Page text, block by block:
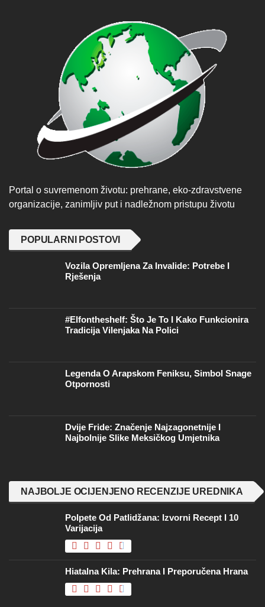
Portal o suvremenom životu: prehrane, eko-zdravstvene
organizacije, zanimljiv put i nadležnom pristupu životu
POPULARNI POSTOVI
Vozila Opremljena Za Invalide: Potrebe I
Rješenja
#Elfontheshelf: Što Je To I Kako Funkcionira
Tradicija Vilenjaka Na Polici
Legenda O Arapskom Feniksu, Simbol Snage
Otpornosti
Dvije Fride: Značenje Najzagonetnije I
Najbolnije Slike Meksičkog Umjetnika
NAJBOLJE OCIJENJENO RECENZIJE UREDNIKA
Polpete Od Patlidžana: Izvorni Recept I 10
Varijacija
Hiatalna Kila: Prehrana I Preporučena Hrana